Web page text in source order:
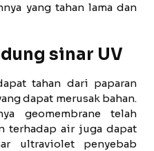
yang tahan lama dan
sinar UV
tahan dari paparan
dapat merusak bahan.
geomembrane telah
terhadap air juga dapat
ultraviolet penyebab